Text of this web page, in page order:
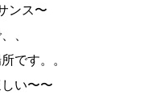
ンス〜
、
です。。
い〜〜